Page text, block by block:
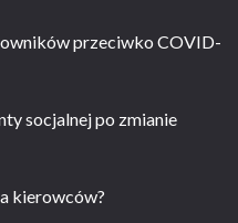
przeciwko COVID-
socjalnej po zmianie
kierowców?